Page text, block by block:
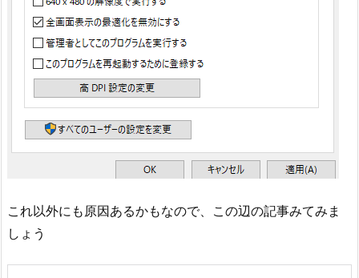
これ以外にも原因あるかもなので、この辺の記事みてみま
しょう